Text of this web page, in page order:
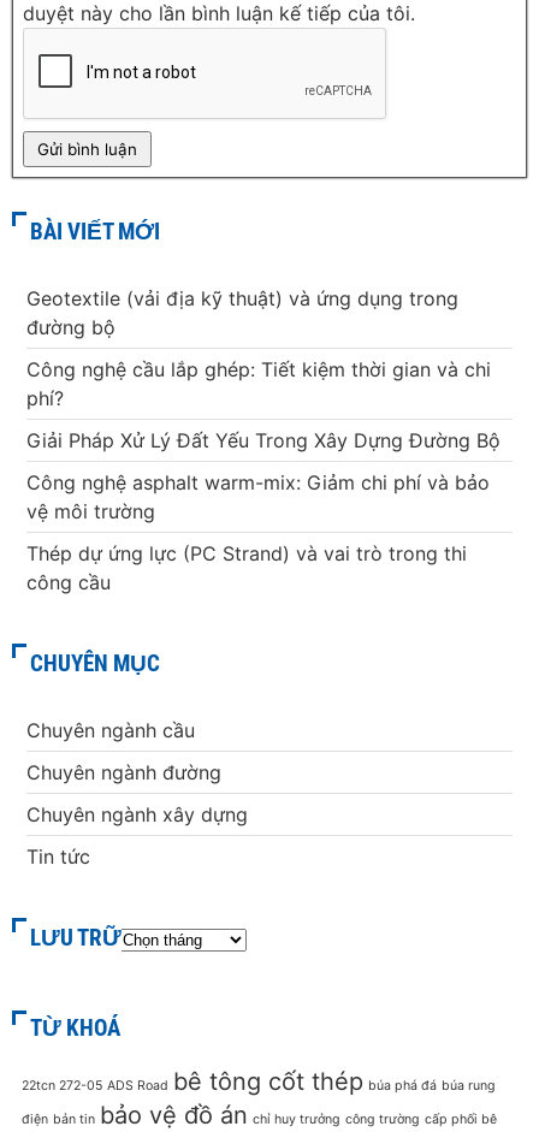
duyệt này cho lần bình luận kế tiếp của tôi.
BÀI VIẾT MỚI
Geotextile (vải địa kỹ thuật) và ứng dụng trong
đường bộ
Công nghệ cầu lắp ghép: Tiết kiệm thời gian và chi
phí?
Giải Pháp Xử Lý Đất Yếu Trong Xây Dựng Đường Bộ
Công nghệ asphalt warm-mix: Giảm chi phí và bảo
vệ môi trường
Thép dự ứng lực (PC Strand) và vai trò trong thi
công cầu
CHUYÊN MỤC
Chuyên ngành cầu
Chuyên ngành đường
Chuyên ngành xây dựng
Tin tức
LƯU TRỮ
TỪ KHOÁ
22tcn 272-05 ADS Road bê tông cốt thép búa phá đá búa rung
điện bản tin bảo vệ đồ án chỉ huy trưởng công trường cấp phối bê